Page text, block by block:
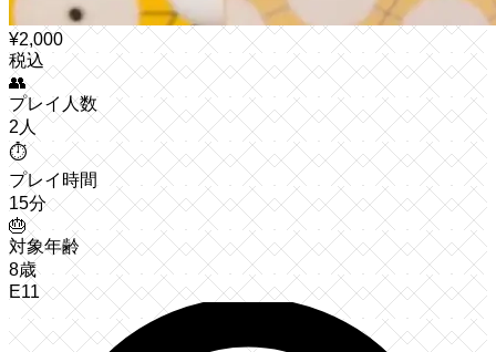
¥2,000
税込
👥
プレイ人数
2人
⏱️
プレイ時間
15分
🎂
対象年齢
8歳
E11